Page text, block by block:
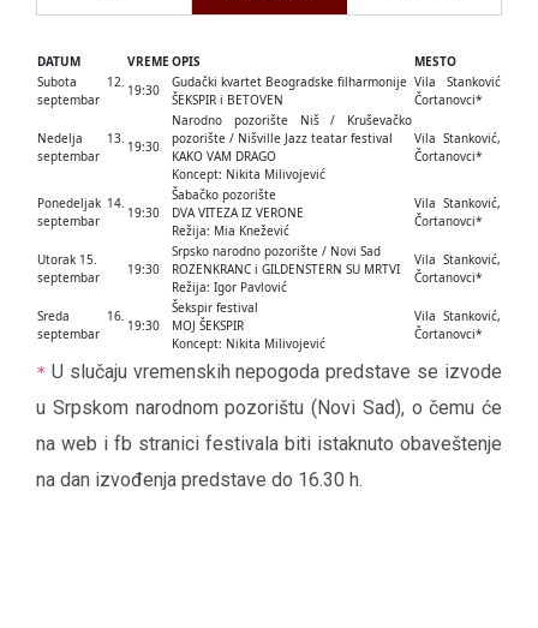
DATUM VREME OPIS
MESTO
Subota 12.
septembar
19:30
Gudački kvartet Beogradske filharmonije
ŠEKSPIR i BETOVEN
Vila Stanković
Čortanovci*
Nedelja 13.
septembar
19:30
Narodno pozorište Niš / Kruševačko
pozorište / Nišville Jazz teatar festival
KAKO VAM DRAGO
Koncept: Nikita Milivojević
Vila Stanković,
Čortanovci*
Ponedeljak 14.
septembar
19:30
Šabačko pozorište
DVA VITEZA IZ VERONE
Režija: Mia Knežević
Vila Stanković,
Čortanovci*
Utorak 15.
septembar
19:30
Srpsko narodno pozorište / Novi Sad
ROZENKRANC i GILDENSTERN SU MRTVI
Režija: Igor Pavlović
Vila Stanković,
Čortanovci*
Sreda 16.
septembar
19:30
Šekspir festival
MOJ ŠEKSPIR
Koncept: Nikita Milivojević
Vila Stanković,
Čortanovci*
* U slučaju vremenskih nepogoda predstave se izvode
u Srpskom narodnom pozorištu (Novi Sad), o čemu će
na web i fb stranici festivala biti istaknuto obaveštenje
na dan izvođenja predstave do 16.30 h.